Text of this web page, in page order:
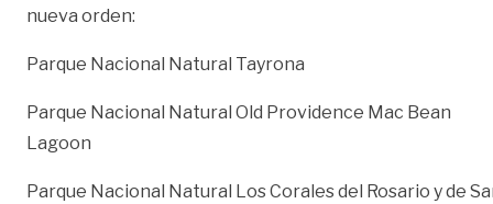
nueva orden:
Parque Nacional Natural Tayrona
Parque Nacional Natural Old Providence Mac Bean
Lagoon
Parque Nacional Natural Los Corales del Rosario y de